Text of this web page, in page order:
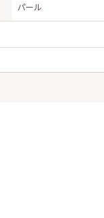
パール